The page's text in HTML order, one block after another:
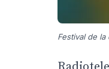
Festival de